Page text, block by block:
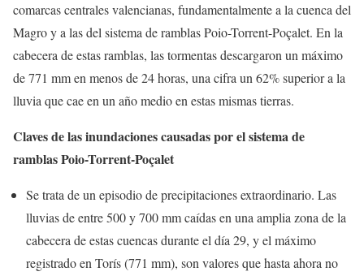
comarcas centrales valencianas, fundamentalmente a la cuenca del
Magro y a las del sistema de ramblas Poio-Torrent-Poçalet. En la
cabecera de estas ramblas, las tormentas descargaron un máximo
de 771 mm en menos de 24 horas, una cifra un 62% superior a la
lluvia que cae en un año medio en estas mismas tierras.
Claves de las inundaciones causadas por el sistema de
ramblas Poio-Torrent-Poçalet
Se trata de un episodio de precipitaciones extraordinario. Las
lluvias de entre 500 y 700 mm caídas en una amplia zona de la
cabecera de estas cuencas durante el día 29, y el máximo
registrado en Torís (771 mm), son valores que hasta ahora no